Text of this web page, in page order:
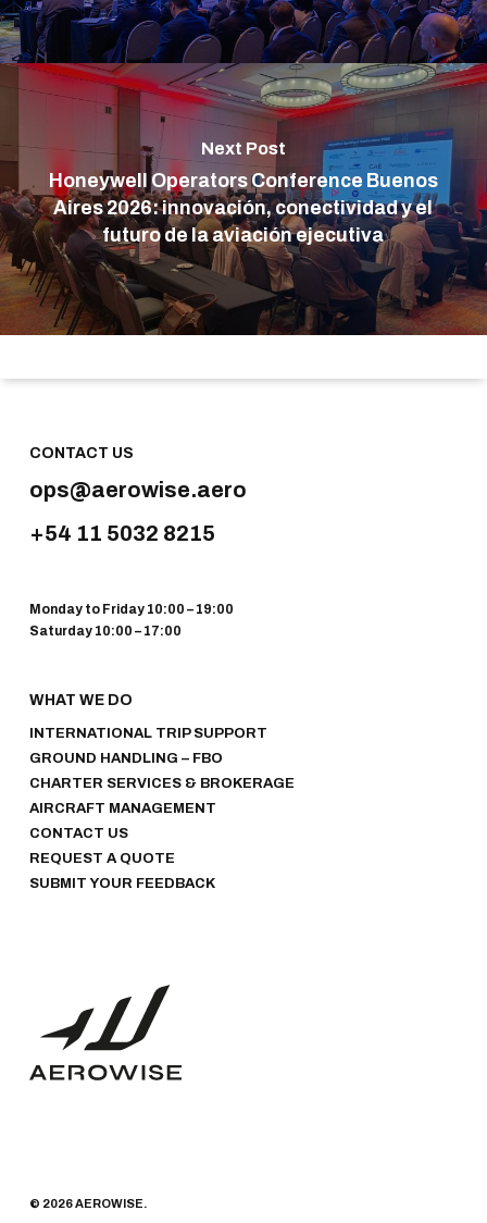
Next Post
Honeywell Operators Conference Buenos
Aires 2026: innovación, conectividad y el
futuro de la aviación ejecutiva
CONTACT US
ops@aerowise.aero
+54 11 5032 8215
Monday to Friday 10:00 – 19:00
Saturday 10:00 – 17:00
WHAT WE DO
INTERNATIONAL TRIP SUPPORT
GROUND HANDLING – FBO
CHARTER SERVICES & BROKERAGE
AIRCRAFT MANAGEMENT
CONTACT US
REQUEST A QUOTE
SUBMIT YOUR FEEDBACK
© 2026 AEROWISE.